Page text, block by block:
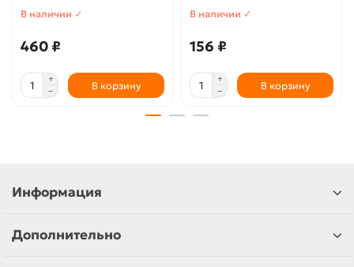
В наличии ✓
460 ₽
В корзину
В наличии ✓
156 ₽
В корзину
Информация
Дополнительно